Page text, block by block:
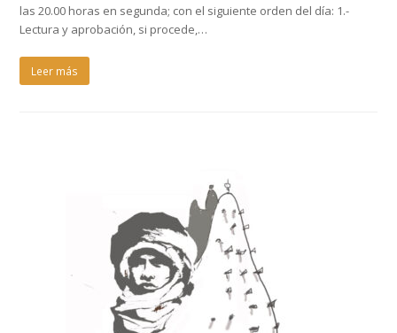
las 20.00 horas en segunda; con el siguiente orden del día: 1.-
Lectura y aprobación, si procede,…
Leer más